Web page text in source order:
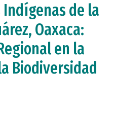
Indígenas de la
Oaxaca:
en la
Biodiversidad